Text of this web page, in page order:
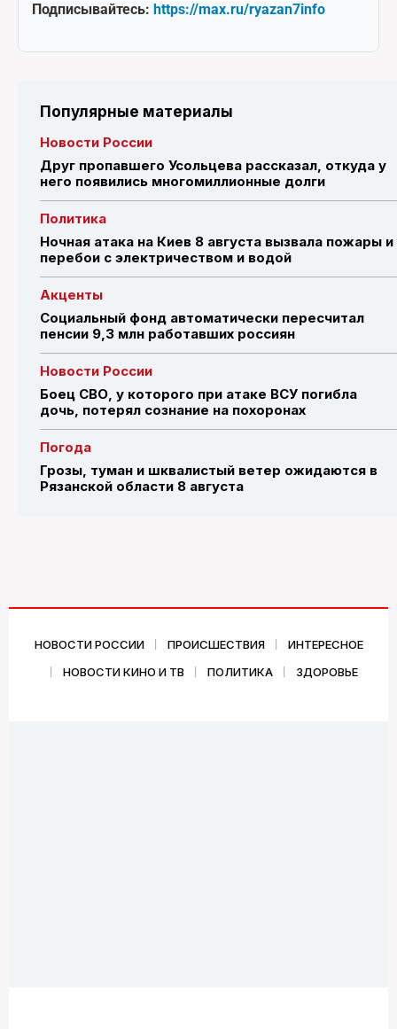
Подписывайтесь: https://max.ru/ryazan7info
Популярные материалы
Новости России
Друг пропавшего Усольцева рассказал, откуда у
него появились многомиллионные долги
Политика
Ночная атака на Киев 8 августа вызвала пожары и
перебои с электричеством и водой
Акценты
Социальный фонд автоматически пересчитал
пенсии 9,3 млн работавших россиян
Новости России
Боец СВО, у которого при атаке ВСУ погибла
дочь, потерял сознание на похоронах
Погода
Грозы, туман и шквалистый ветер ожидаются в
Рязанской области 8 августа
НОВОСТИ РОССИИ ПРОИСШЕСТВИЯ
ИНТЕРЕСНОЕ
НОВОСТИ КИНО И ТВ
ПОЛИТИКА ЗДОРОВЬЕ